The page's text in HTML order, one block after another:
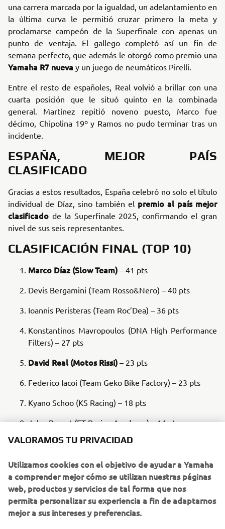
una carrera marcada por la igualdad, un adelantamiento en
la última curva le permitió cruzar primero la meta y
proclamarse campeón de la Superfinale con apenas un
punto de ventaja. El gallego completó así un fin de
semana perfecto, que además le otorgó como premio una
Yamaha R7 nueva y un juego de neumáticos Pirelli.
Entre el resto de españoles, Real volvió a brillar con una
cuarta posición que le situó quinto en la combinada
general. Martínez repitió noveno puesto, Marco fue
décimo, Chipolina 19º y Ramos no pudo terminar tras un
incidente.
ESPAÑA, MEJOR PAÍS
CLASIFICADO
Gracias a estos resultados, España celebró no solo el título
individual de Díaz, sino también el premio al país mejor
clasificado de la Superfinale 2025, confirmando el gran
nivel de sus seis representantes.
CLASIFICACIÓN FINAL (TOP 10)
Marco Díaz (Slow Team) – 41 pts
Devis Bergamini (Team Rosso&Nero) – 40 pts
Ioannis Peristeras (Team Roc’Dea) – 36 pts
Konstantinos Mavropoulos (DNA High Performance
Filters) – 27 pts
David Real (Motos Rissi) – 23 pts
Federico Iacoi (Team Geko Bike Factory) – 23 pts
Kyano Schoo (KS Racing) – 18 pts
Jules Berçot (FT Racing Academy) – 14 pts
Hodei Martínez (Motos Lolo)
Nabil Marco (Gaspar Motorsport)– 8 pts
LaYamaha R7 Cup volverá en 2026. En los próximos
meses se anunciarán condiciones, fechas y novedades.
Consulta todos los detalles de la copa y las inscripciones
VALORAMOS TU PRIVACIDAD
Utilizamos cookies con el objetivo de ayudar a Yamaha
a comprender mejor cómo se utilizan nuestras páginas
web, productos y servicios de tal forma que nos
permita personalizar su experiencia a fin de adaptarnos
mejor a sus intereses y preferencias.